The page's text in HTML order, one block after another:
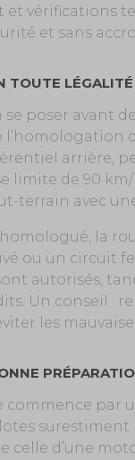
et vérifications
et sans
TOUTE LÉGALITÉ
poser avant
arrière,
limite de 90
terrain avec
homologué, la
ou un circuit
autorisés,
Un conseil :
les
commence par
surestiment
celle d’une